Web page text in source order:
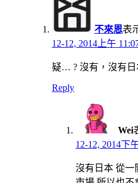
不來恩表
12-12, 2014上午
疑… ? 沒有，沒有日
Reply
Wei
12-12, 2014下
沒有日本 從